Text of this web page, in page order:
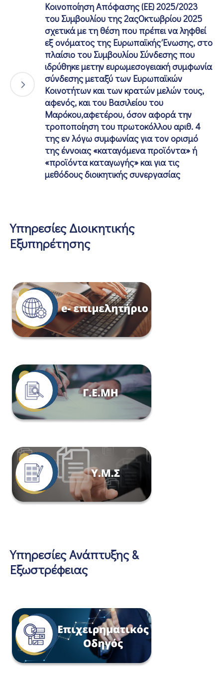
Κοινοποίηση Απόφασης (ΕΕ) 2025/2023
του Συμβουλίου της 2αςΟκτωβρίου 2025
σχετικά με τη θέση που πρέπει να ληφθεί
εξ ονόματος της Ευρωπαϊκής Ένωσης, στο
πλαίσιο του Συμβουλίου Σύνδεσης που
ιδρύθηκε μετην ευρωμεσογειακή συμφωνία
σύνδεσης μεταξύ των Ευρωπαϊκών
Κοινοτήτων και των κρατών μελών τους,
αφενός, και του Βασιλείου του
Μαρόκου,αφετέρου, όσον αφορά την
τροποποίηση του πρωτοκόλλου αριθ. 4
της εν λόγω συμφωνίας για τον ορισμό
της έννοιας «καταγόμενα προϊόντα» ή
«προϊόντα καταγωγής» και για τις
μεθόδους διοικητικής συνεργασίας
Υπηρεσίες Διοικητικής
Εξυπηρέτησης
Υπηρεσίες Ανάπτυξης &
Εξωστρέφειας